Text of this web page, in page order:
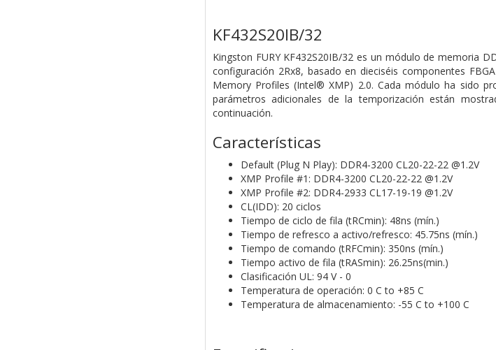
KF432S20IB/32
Kingston FURY KF432S20IB/32 es un módulo de memoria
configuración 2Rx8, basado en dieciséis componentes
Memory Profiles (Intel® XMP) 2.0. Cada módulo ha sido
parámetros adicionales de la temporización están
continuación.
Características
Default (Plug N Play): DDR4-3200 CL20-22-22 @1.2V
XMP Profile #1: DDR4-3200 CL20-22-22 @1.2V
XMP Profile #2: DDR4-2933 CL17-19-19 @1.2V
CL(IDD): 20 ciclos
Tiempo de ciclo de fila (tRCmin): 48ns (mín.)
Tiempo de refresco a activo/refresco: 45.75ns (mín.)
Tiempo de comando (tRFCmin): 350ns (mín.)
Tiempo activo de fila (tRASmin): 26.25ns(min.)
Clasificación UL: 94 V - 0
Temperatura de operación: 0 C to +85 C
Temperatura de almacenamiento: -55 C to +100 C